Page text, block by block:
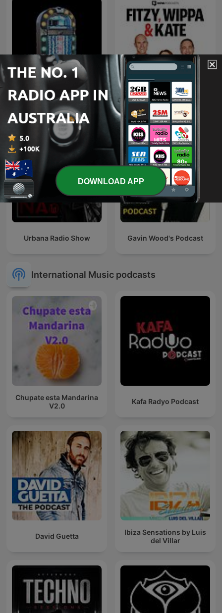
Hits & New Hits Fitzy, Wippa & Kate
Urbana Radio Show Gavin Wood's Podcast
International Music podcasts
Chupate esta Mandarina
V2.0
Kafa Radyo Podcast
David Guetta
Ibiza Sensations by Luis
del Villar
DOWNLOAD APP